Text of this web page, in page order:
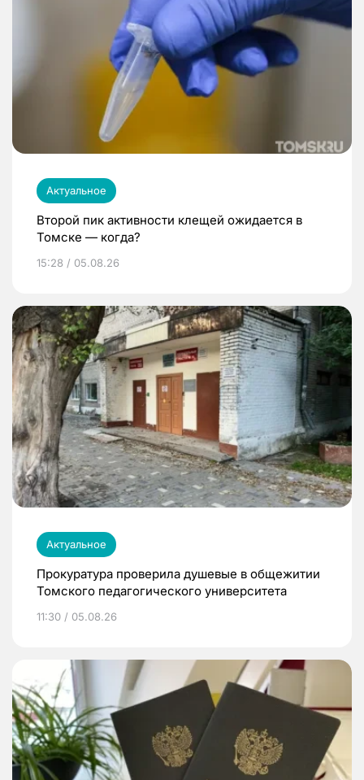
Актуальное
Второй пик активности клещей ожидается в
Томске — когда?
15:28 / 05.08.26
Актуальное
Прокуратура проверила душевые в общежитии
Томского педагогического университета
11:30 / 05.08.26